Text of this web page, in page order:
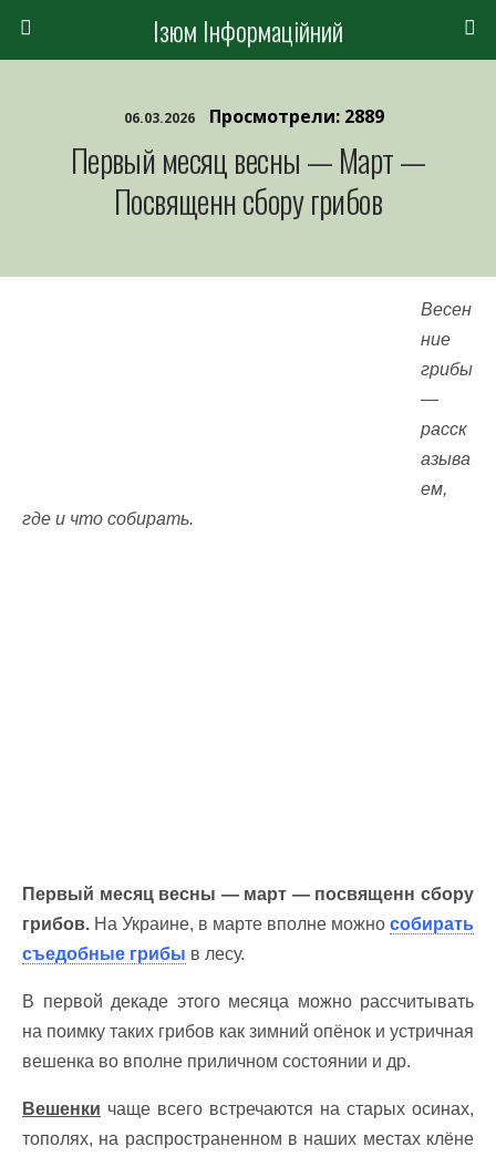
Ізюм Інформаційний
06.03.2026 Просмотрели: 2889
Первый месяц весны — Март —
Посвященн сбору грибов
Весен
ние
грибы
—
расск
азыва
ем,
где и что собирать.
Первый месяц весны — март — посвященн сбору
грибов. На Украине, в марте вполне можно собирать
съедобные грибы в лесу.
В первой декаде этого месяца можно рассчитывать
на поимку таких грибов как зимний опёнок и устричная
вешенка во вполне приличном состоянии и др.
Вешенки чаще всего встречаются на старых осинах,
тополях, на распространенном в наших местах клёне